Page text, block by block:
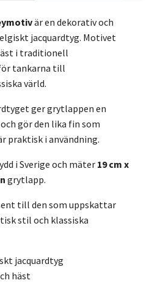
är en dekorativ och
jacquardtyg. Motivet
i traditionell
tankarna till
värld.
ger grytlappen en
gör den lika fin som
praktisk i användning.
i Sverige och mäter 19 cm x
grytlapp.
till den som uppskattar
stil och klassiska
jacquardtyg
häst